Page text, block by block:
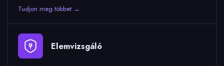
Tudjon meg többet →
Elemvizsgáló